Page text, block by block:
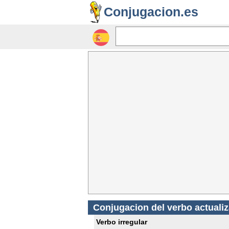
Conjugacion.es
Conjugacion del verbo
Verbo irregular